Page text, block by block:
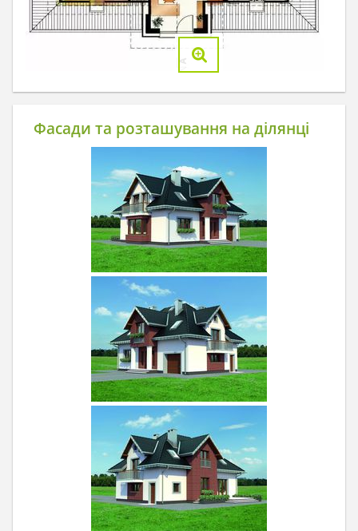
Фасади та розташування на ділянці